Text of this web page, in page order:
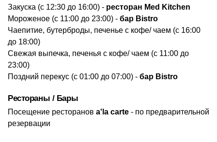
Закуска (с 12:30 до 16:00) - ресторан Med Kitchen
Мороженое (с 11:00 до 23:00) - бар Bistro
Чаепитие, бутерброды, печенье с кофе/ чаем (с 16:00
до 18:00)
Свежая выпечка, печенья с кофе/ чаем (с 11:00 до
23:00)
Поздний перекус (с 01:00 до 07:00) - бар Bistro
Рестораны / Бары
Посещение ресторанов a'la carte - по предварительной
резервации